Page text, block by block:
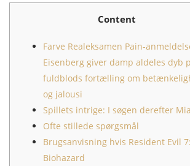
Content
Farve Realeksamen Pain-
Eisenberg giver damp aldeles dyb
fuldblods fortælling om
og jalousi
Spillets intrige: I søgen derefter Mia
Ofte stillede spørgsmål
Brugsanvisning hvis Resident Evil 7:
Biohazard